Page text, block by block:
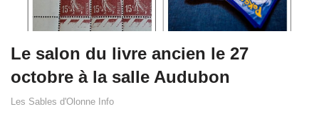
Le salon du livre ancien le 27
octobre à la salle Audubon
Les Sables d'Olonne Info